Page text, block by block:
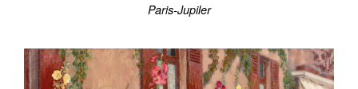
Paris-Jupiler